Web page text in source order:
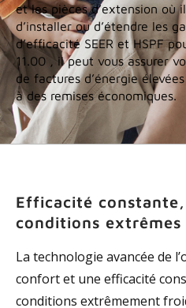
et les pièces d’extension où
d’installer ou d’étendre les
d’efficacité SEER et HSPF
11.00 , il peut vous assurer
de factures d’énergie
à des remises économiques.
Efficacité
conditions extrêmes
La technologie avancée de
confort et une efficacité
conditions extrêmement